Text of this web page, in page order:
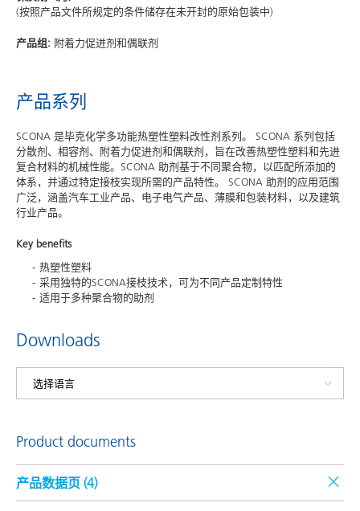
(按照产品文件所规定的条件储存在未开封的原始包装中)
产品组: 附着力促进剂和偶联剂
产品系列
SCONA 是毕克化学多功能热塑性塑料改性剂系列。 SCONA 系列包括
分散剂、相容剂、附着力促进剂和偶联剂，旨在改善热塑性塑料和先进
复合材料的机械性能。SCONA 助剂基于不同聚合物，以匹配所添加的
体系，并通过特定接枝实现所需的产品特性。 SCONA 助剂的应用范围
广泛，涵盖汽车工业产品、电子电气产品、薄膜和包装材料，以及建筑
行业产品。
Key benefits
热塑性塑料
采用独特的SCONA接枝技术，可为不同产品定制特性
适用于多种聚合物的助剂
Downloads
Product documents
产品数据页 (4)